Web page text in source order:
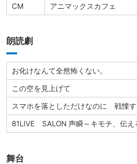
CM アニマックスカフェ
朗読劇
お化けなんて全然怖くない。
この空を見上げて
スマホを落としただけなのに 戦慄
81LIVE SALON 声瞬～キモチ、伝え
舞台